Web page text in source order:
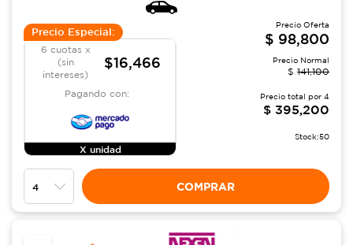
Precio Especial:
6 cuotas x
(sin
intereses)
$16,466
Pagando con:
X unidad
Precio Oferta
$ 98,800
Precio Normal
$ 141,100
Precio total por 4
$ 395,200
Stock:50
COMPRAR